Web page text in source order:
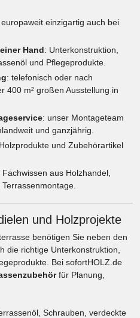
europaweit einzigartig auch bei
Hand: Unterkonstruktion,
und Pflegeprodukte.
: telefonisch oder nach
400 m² großen Ausstellung in
: unser Montageteam
und ganzjährig.
und Zubehörartikel
Fachwissen aus Holzhandel,
und Holzprojekte
benötigen Sie neben den
die richtige Unterkonstruktion,
Bei sofortHOLZ.de
für Planung,
Schrauben, verdeckte